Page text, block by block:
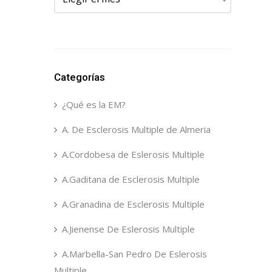
Categorías
¿Qué es la EM?
A. De Esclerosis Multiple de Almeria
A.Cordobesa de Eslerosis Multiple
A.Gaditana de Esclerosis Multiple
A.Granadina de Esclerosis Multiple
A.Jienense De Eslerosis Multiple
A.Marbella-San Pedro De Eslerosis